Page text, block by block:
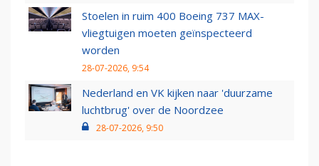
Stoelen in ruim 400 Boeing 737 MAX-
vliegtuigen moeten geïnspecteerd
worden
28-07-2026, 9:54
Nederland en VK kijken naar 'duurzame
luchtbrug' over de Noordzee
28-07-2026, 9:50